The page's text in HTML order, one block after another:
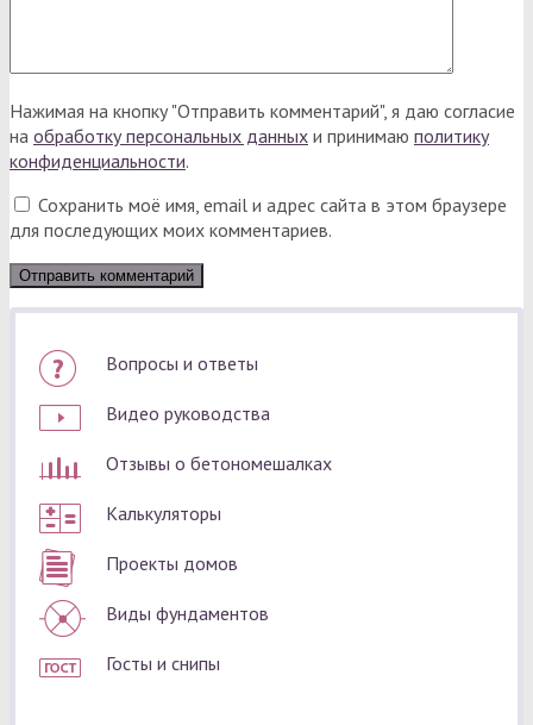
Нажимая на кнопку "Отправить комментарий", я даю согласие
на обработку персональных данных и принимаю политику
конфиденциальности.
Сохранить моё имя, email и адрес сайта в этом браузере
для последующих моих комментариев.
Вопросы и ответы
Видео руководства
Отзывы о бетономешалках
Калькуляторы
Проекты домов
Виды фундаментов
Госты и снипы